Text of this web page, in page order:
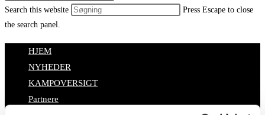
Search this website
Press Escape to close
the search panel.
HJEM
NYHEDER
KAMPOVERSIGT
Partnere